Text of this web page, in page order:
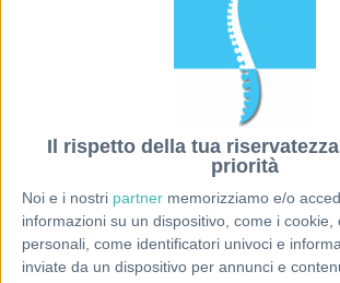
Il rispetto della tua
priorità
Noi e i nostri partner memorizziamo e/o
informazioni su un dispositivo, come i cookie,
personali, come identificatori univoci e
inviate da un dispositivo per annunci e